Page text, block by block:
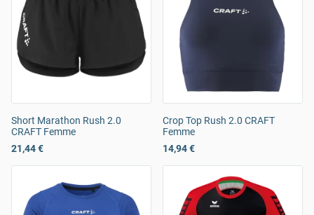
Short Marathon Rush 2.0
CRAFT Femme
21,44 €
Crop Top Rush 2.0 CRAFT
Femme
14,94 €